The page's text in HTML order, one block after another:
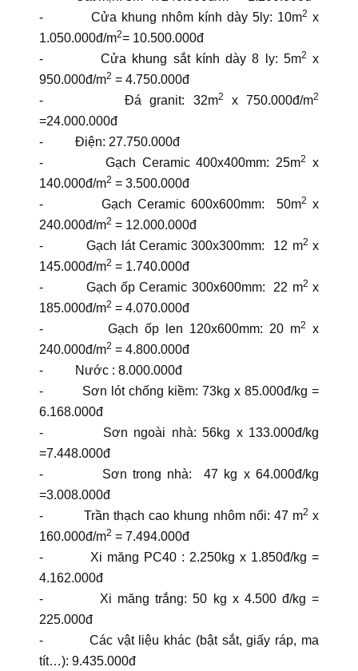
- Cửa khung nhôm kính dày 5ly: 10m2 x
1.050.000đ/m2= 10.500.000đ
- Cửa khung sắt kính dày 8 ly: 5m2 x
950.000đ/m2 = 4.750.000đ
- Đá granit: 32m2 x 750.000đ/m2
=24.000.000đ
- Điện: 27.750.000đ
- Gạch Ceramic 400x400mm: 25m2
x
140.000đ/m2 = 3.500.000đ
- Gạch Ceramic 600x600mm: 50m2 x
240.000đ/m2 = 12.000.000đ
- Gạch lát Ceramic 300x300mm: 12 m2 x
145.000đ/m2 = 1.740.000đ
- Gạch ốp Ceramic 300x600mm: 22 m2 x
185.000đ/m2 = 4.070.000đ
- Gạch ốp len 120x600mm: 20 m2
x
240.000đ/m2 = 4.800.000đ
- Nước : 8.000.000đ
- Sơn lót chống kiềm: 73kg x 85.000đ/kg =
6.168.000đ
- Sơn ngoài nhà: 56kg x 133.000đ/kg
=7.448.000đ
- Sơn trong nhà: 47 kg x 64.000đ/kg
=3.008.000đ
- Trần thạch cao khung nhôm nổi: 47 m2 x
160.000đ/m2 = 7.494.000đ
- Xi măng PC40 : 2.250kg x 1.850đ/kg =
4.162.000đ
- Xi măng trắng: 50 kg x 4.500 đ/kg =
225.000đ
- Các vật liệu khác (bật sắt, giấy ráp, ma
tít…): 9.435.000đ